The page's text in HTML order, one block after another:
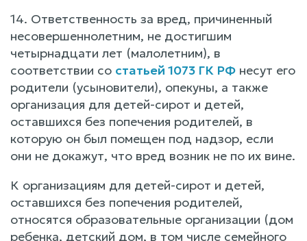
14. Ответственность за вред, причиненный
несовершеннолетним, не достигшим
четырнадцати лет (малолетним), в
соответствии со статьей 1073 ГК РФ несут его
родители (усыновители), опекуны, а также
организация для детей-сирот и детей,
оставшихся без попечения родителей, в
которую он был помещен под надзор, если
они не докажут, что вред возник не по их вине.
К организациям для детей-сирот и детей,
оставшихся без попечения родителей,
относятся образовательные организации (дом
ребенка, детский дом, в том числе семейного